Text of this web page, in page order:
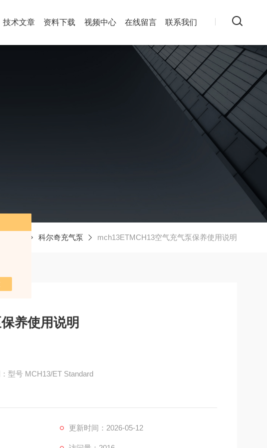
技术文章 资料下载 视频中心 在线留言 联系我们
科尔奇充气泵 mch13ETMCH13空气充气泵保养使用说明
养使用说明
型号 MCH13/ET Standard
更新时间：2026-05-12